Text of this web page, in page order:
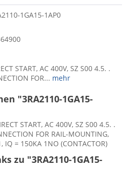
1GA15-1AP0
START, AC 400V, SZ S00 4.5. .
FOR... mehr
"3RA2110-1GA15-
START, AC 400V, SZ S00 4.5. .
FOR RAIL-MOUNTING,
IQ = 150KA 1NO (CONTACTOR)
zu "3RA2110-1GA15-